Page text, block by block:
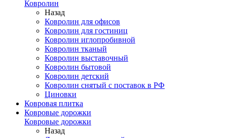
Ковролин
Назад
Ковролин для офисов
Ковролин для гостиниц
Ковролин иглопробивной
Ковролин тканый
Ковролин выставочный
Ковролин бытовой
Ковролин детский
Ковролин снятый с поставок в РФ
Циновки
Ковровая плитка
Ковровые дорожки
Ковровые дорожки
Назад